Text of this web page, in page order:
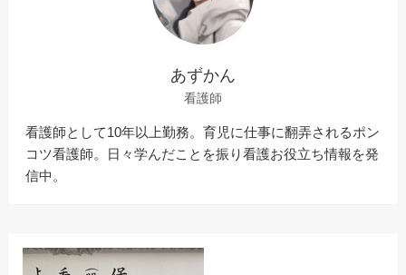
あずかん
看護師
看護師として10年以上勤務。育児に仕事に翻弄されるポン
コツ看護師。日々学んだことを振り看護お役立ち情報を発
信中。